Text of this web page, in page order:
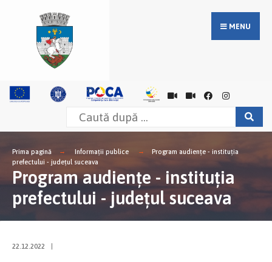
MENU
Prima pagină Informații publice
Program audiențe - instituția
prefectului - județul suceava
Program audiențe - instituția
prefectului - județul suceava
22.12.2022